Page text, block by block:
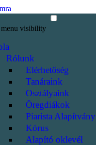
visibility
Rólunk
Elérhetőség
Tanáraink
Osztályaink
Öregdiákok
Piarista Alapítvány
Kórus
Alapító oklevél